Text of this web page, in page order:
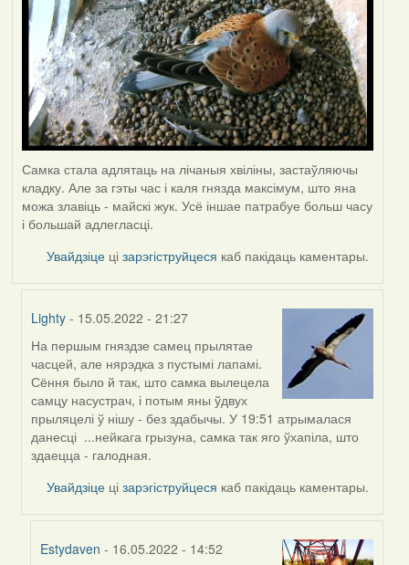
Самка стала адлятаць на лічаныя хвіліны, застаўляючы
кладку. Але за гэты час і каля гнязда максімум, што яна
можа злавіць - майскі жук. Усё іншае патрабуе больш часу
і большай адлегласці.
Увайдзіце цізарэгіструйцеся каб пакідаць каментары.
Lighty - 15.05.2022 - 21:27
In
reply
to
by
Harrier
На першым гняздзе самец прылятае
часцей, але нярэдка з пустымі лапамі.
Сёння было й так, што самка вылецела
самцу насустрач, і потым яны ўдвух
прыляцелі ў нішу - без здабычы. У 19:51 атрымалася
данесці ...нейкага грызуна, самка так яго ўхапіла, што
здаецца - галодная.
Увайдзіце цізарэгіструйцеся каб пакідаць каментары.
Estydaven - 16.05.2022 - 14:52